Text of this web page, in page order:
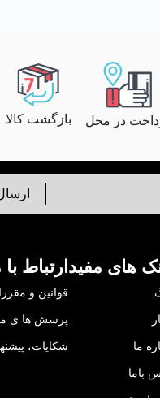
در محل بازگشت کالا
های مفید
ما
باما
ارتباط با
قوانین و
پرسش ها ی
شکایات،